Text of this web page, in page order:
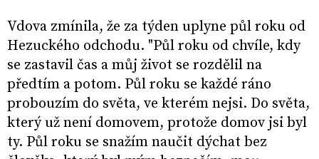
Vdova zmínila, že za týden uplyne půl roku od
Hezuckého odchodu. "Půl roku od chvíle, kdy
se zastavil čas a můj život se rozdělil na
předtím a potom. Půl roku se každé ráno
probouzím do světa, ve kterém nejsi. Do světa,
který už není domovem, protože domov jsi byl
ty. Půl roku se snažím naučit dýchat bez